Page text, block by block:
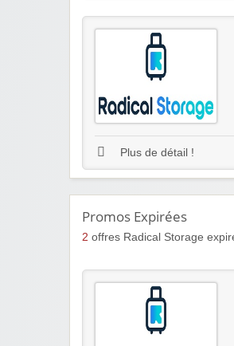
Plus de détail !
Promos Expirées
2 offres Radical Storage